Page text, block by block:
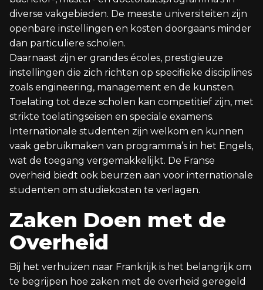
diverse vakgebieden. De meeste universiteiten zijn
openbare instellingen en kosten doorgaans minder
dan particuliere scholen.
Daarnaast zijn er grandes écoles, prestigieuze
instellingen die zich richten op specifieke disciplines
zoals engineering, management en de kunsten.
Toelating tot deze scholen kan competitief zijn, met
strikte toelatingseisen en speciale examens.
Internationale studenten zijn welkom en kunnen
vaak gebruikmaken van programma’s in het Engels,
wat de toegang vergemakkelijkt. De Franse
overheid biedt ook beurzen aan voor internationale
studenten om studiekosten te verlagen.
Zaken Doen met de
Overheid
Bij het verhuizen naar Frankrijk is het belangrijk om
te begrijpen hoe zaken met de overheid geregeld